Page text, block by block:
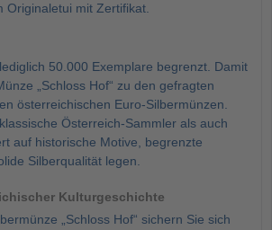
Originaletui mit Zertifikat.
50.000 Exemplare begrenzt. Damit
„Schloss Hof“ zu den gefragten
österreichischen Euro-Silbermünzen.
Österreich-Sammler als auch
auf historische Motive, begrenzte
Silberqualität legen.
Kulturgeschichte
„Schloss Hof“ sichern Sie sich